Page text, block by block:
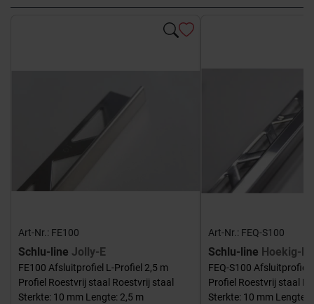
Art-Nr.: FE100
Schlu-line Jolly-E
FE100 Afsluitprofiel L-Profiel 2,5 m
Profiel Roestvrij staal Roestvrij staal
Sterkte: 10 mm Lengte: 2,5 m
Art-Nr.: FEQ-S100
Schlu-line Hoekig-E
FEQ-S100 Afsluitprofiel
Profiel Roestvrij staal
Sterkte: 10 mm Lengte: